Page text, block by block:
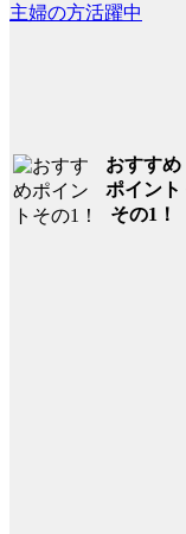
主婦の方活躍中
おすすめ
ポイント
その1！